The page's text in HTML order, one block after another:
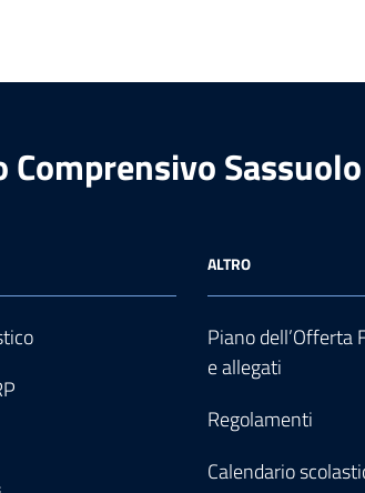
ALTRO
Piano dell’Offerta
e allegati
Regolamenti
Calendario